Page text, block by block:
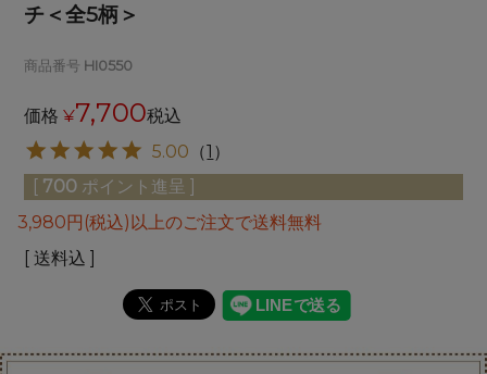
チ＜全5柄＞
商品番号 HI0550
価格 ¥7,700税込
5.00 （1 ）
[ 700 ポイント進呈 ]
3,980円(税込)以上のご注文で送料無料
送料込